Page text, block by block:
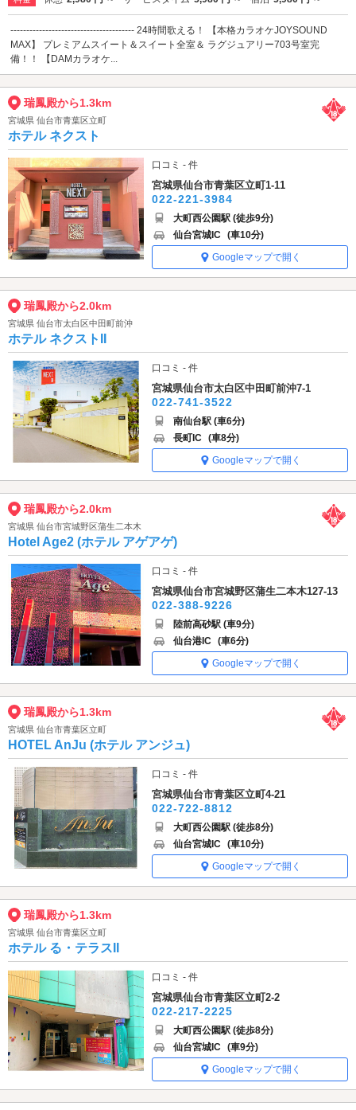
--------------------------------------- 24時間歌える！ 【本格カラオケJOYSOUND
MAX】 プレミアムスイート＆スイート全室＆ ラグジュアリー703号室完
備！！ 【DAMカラオケ...
瑞鳳殿から1.3km
宮城県 仙台市青葉区立町
ホテル ネクスト
口コミ - 件
宮城県仙台市青葉区立町1-11
022-221-3984
大町西公園駅 (徒歩9分)
仙台宮城IC (車10分)
Googleマップで開く
瑞鳳殿から2.0km
宮城県 仙台市太白区中田町前沖
ホテル ネクストII
口コミ - 件
宮城県仙台市太白区中田町前沖7-1
022-741-3522
南仙台駅 (車6分)
長町IC (車8分)
Googleマップで開く
瑞鳳殿から2.0km
宮城県 仙台市宮城野区蒲生二本木
Hotel Age2 (ホテル アゲアゲ)
口コミ - 件
宮城県仙台市宮城野区蒲生二本木127-13
022-388-9226
陸前高砂駅 (車9分)
仙台港IC (車6分)
Googleマップで開く
瑞鳳殿から1.3km
宮城県 仙台市青葉区立町
HOTEL AnJu (ホテル アンジュ)
口コミ - 件
宮城県仙台市青葉区立町4-21
022-722-8812
大町西公園駅 (徒歩8分)
仙台宮城IC (車10分)
Googleマップで開く
瑞鳳殿から1.3km
宮城県 仙台市青葉区立町
ホテル る・テラスII
口コミ - 件
宮城県仙台市青葉区立町2-2
022-217-2225
大町西公園駅 (徒歩8分)
仙台宮城IC (車9分)
Googleマップで開く